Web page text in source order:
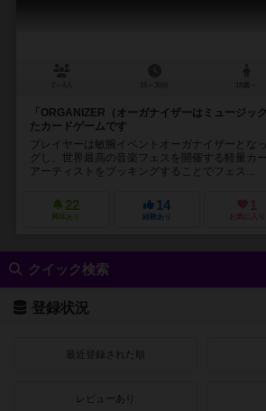
「ORGANIZER（オーガナイザーはミュージッ
たカードゲームです
プレイヤーは敏腕イベントオーガナイザーとな
グし、世界最高の音楽フェスを開催する軽量カ
アーティストをブッキングすることでフェス...
22
興味あり
14
経験あり
1
お気に入り
クイック検索
登録状況
最近登録された順
レビューあり